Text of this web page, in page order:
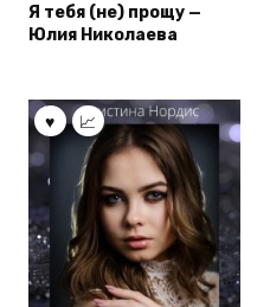
Я тебя (не) прощу —
Юлия Николаева